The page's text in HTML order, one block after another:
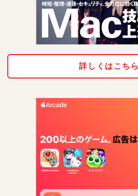
詳しくはこちら